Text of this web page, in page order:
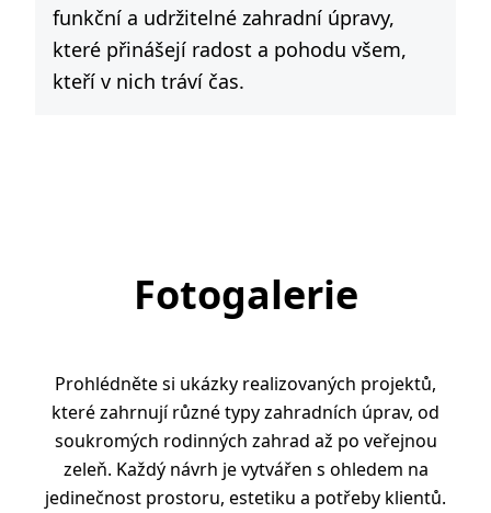
funkční a udržitelné zahradní úpravy,
které přinášejí radost a pohodu všem,
kteří v nich tráví čas.
Fotogalerie
Prohlédněte si ukázky realizovaných projektů,
které zahrnují různé typy zahradních úprav, od
soukromých rodinných zahrad až po veřejnou
zeleň. Každý návrh je vytvářen s ohledem na
jedinečnost prostoru, estetiku a potřeby klientů.